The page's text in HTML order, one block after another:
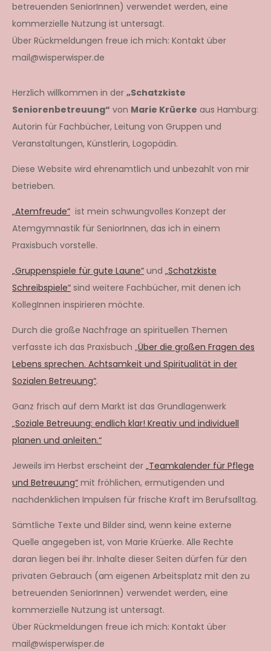
betreuenden SeniorInnen) verwendet werden, eine
kommerzielle Nutzung ist untersagt.
Über Rückmeldungen freue ich mich: Kontakt über
mail@wisperwisper.de
Herzlich willkommen in der „Schatzkiste
Seniorenbetreuung“ von Marie Krüerke aus Hamburg:
Autorin für Fachbücher, Leitung von Gruppen und
Veranstaltungen, Künstlerin, Logopädin.
Diese Website wird ehrenamtlich und unbezahlt von mir
betrieben.
„Atemfreude“ ist mein schwungvolles Konzept der
Atemgymnastik für SeniorInnen, das ich in einem
Praxisbuch vorstelle.
„Gruppenspiele für gute Laune“ und „Schatzkiste
Schreibspiele“ sind weitere Fachbücher, mit denen ich
KollegInnen inspirieren möchte.
Durch die große Nachfrage an spirituellen Themen
verfasste ich das Praxisbuch „Über die großen Fragen des
Lebens sprechen. Achtsamkeit und Spiritualität in der
Sozialen Betreuung“.
Ganz frisch auf dem Markt ist das Grundlagenwerk
„Soziale Betreuung: endlich klar! Kreativ und individuell
planen und anleiten.“
Jeweils im Herbst erscheint der „Teamkalender für Pflege
und Betreuung“ mit fröhlichen, ermutigenden und
nachdenklichen Impulsen für frische Kraft im Berufsalltag.
Sämtliche Texte und Bilder sind, wenn keine externe
Quelle angegeben ist, von Marie Krüerke. Alle Rechte
daran liegen bei ihr. Inhalte dieser Seiten dürfen für den
privaten Gebrauch (am eigenen Arbeitsplatz mit den zu
betreuenden SeniorInnen) verwendet werden, eine
kommerzielle Nutzung ist untersagt.
Über Rückmeldungen freue ich mich: Kontakt über
mail@wisperwisper.de